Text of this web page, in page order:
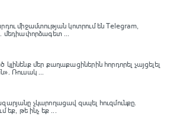
միջամտության կոտրում են Telegram,
մեդիափորձագետ ...
մեր քաղաքացիներին հորդորել չայցելել
Ռուսակ ...
չկարողացավ զսպել հուզմունքը.
եք, թե ինչ եք ...